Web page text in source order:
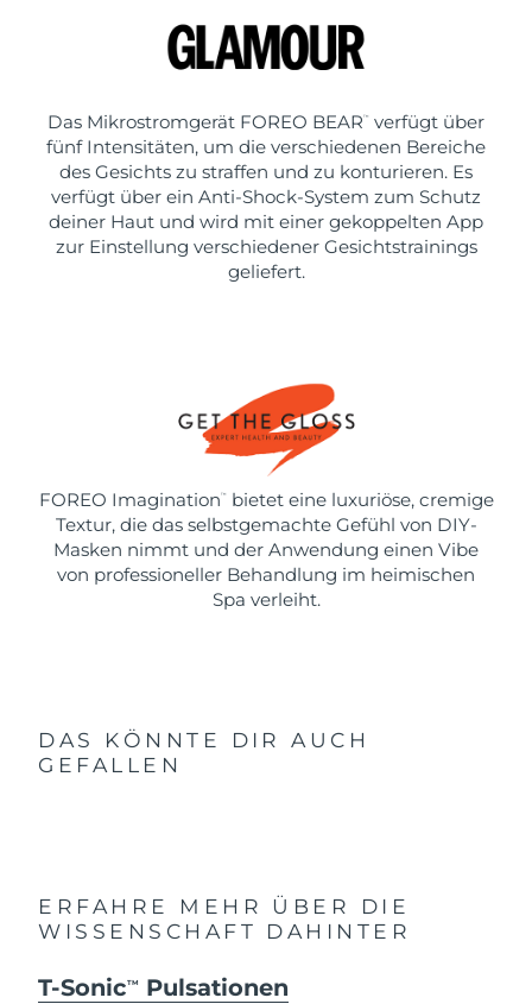
Das Mikrostromgerät FOREO BEAR ™
verfügt über
fünf Intensitäten, um die verschiedenen Bereiche
des Gesichts zu straffen und zu konturieren. Es
verfügt über ein Anti-Shock-System zum Schutz
deiner Haut und wird mit einer gekoppelten App
zur Einstellung verschiedener Gesichtstrainings
geliefert.
FOREO Imagination ™
bietet eine luxuriöse, cremige
Textur, die das selbstgemachte Gefühl von DIY-
Masken nimmt und der Anwendung einen Vibe
von professioneller Behandlung im heimischen
Spa verleiht.
DAS KÖNNTE DIR AUCH
GEFALLEN
ERFAHRE MEHR ÜBER DIE
WISSENSCHAFT DAHINTER
T-SonicTM Pulsationen